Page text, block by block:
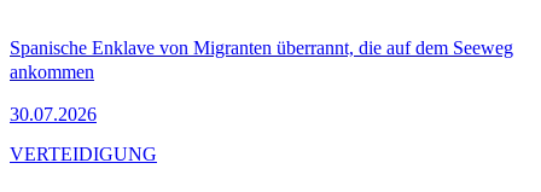
Spanische Enklave von Migranten überrannt, die auf dem Seeweg
ankommen
30.07.2026
VERTEIDIGUNG